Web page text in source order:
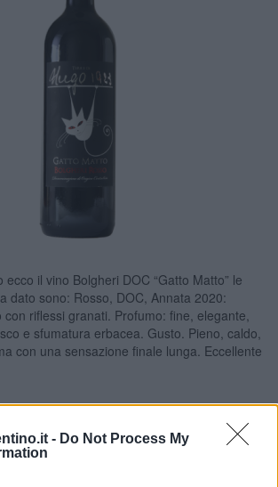
- Do Not Process My
il vino Bolgheri DOC “Gatto Matto” le
dato sono: Rosso, DOC, Annata 2020:
riflessi granati. Profumo: fine, elegante,
e sfumatura erbacea. Gusto. Pieno, caldo,
con una sensazione finale lunga. Eccellente